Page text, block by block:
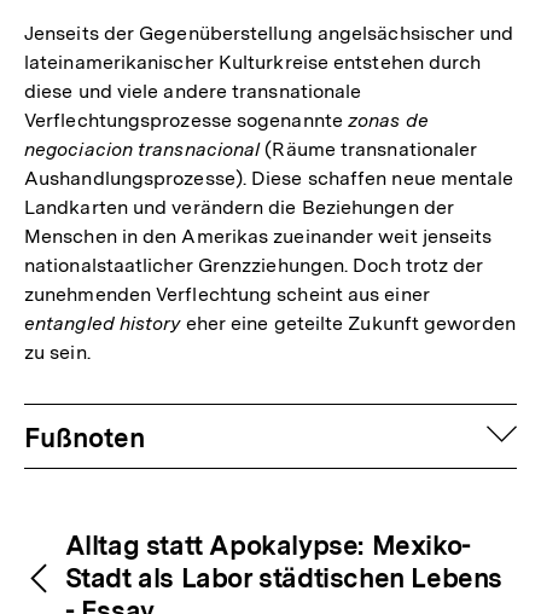
Fußnote
Jenseits der Gegenüberstellung angelsächsischer und
lateinamerikanischer Kulturkreise entstehen durch
diese und viele andere transnationale
Verflechtungsprozesse sogenannte zonas de
negociacion transnacional(Räume transnationaler
Aushandlungsprozesse). Diese schaffen neue mentale
Landkarten und verändern die Beziehungen der
Menschen in den Amerikas zueinander weit jenseits
nationalstaatlicher Grenzziehungen. Doch trotz der
zunehmenden Verflechtung scheint aus einer
entangled historyeher eine geteilte Zukunft geworden
zu sein.
Fussnoten
Fußnoten
Inhaltsnavigation
Inhaltsnavigation
Alltag statt Apokalypse: Mexiko-
Stadt als Labor städtischen LebensZum